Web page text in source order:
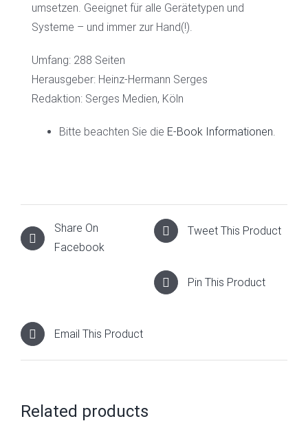
umsetzen. Geeignet für alle Gerätetypen und
Systeme – und immer zur Hand(!).
Umfang: 288 Seiten
Herausgeber: Heinz-Hermann Serges
Redaktion: Serges Medien, Köln
Bitte beachten Sie die E-Book Informationen
Share On
Facebook
Tweet This Product
Pin This Product
Email This Product
Related products